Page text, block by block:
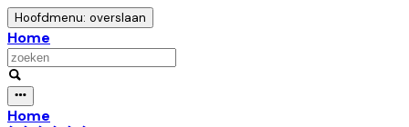
Hoofdmenu: overslaan
Home
Home